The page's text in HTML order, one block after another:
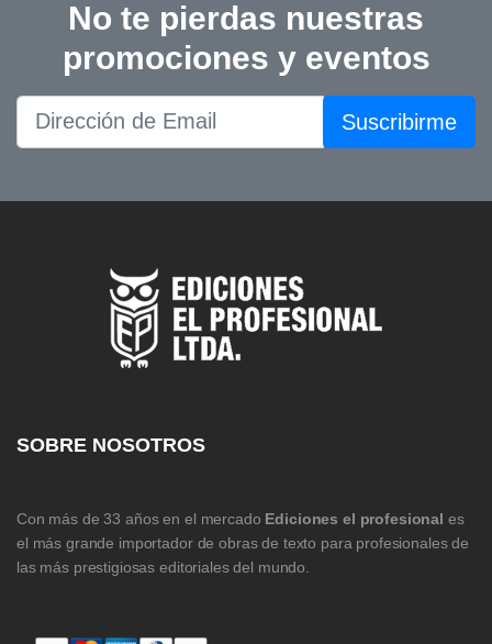
No te pierdas nuestras
promociones y eventos
Suscribirme
SOBRE NOSOTROS
Con más de 33 años en el mercado Ediciones el profesional es
el más grande importador de obras de texto para profesionales de
las más prestigiosas editoriales del mundo.